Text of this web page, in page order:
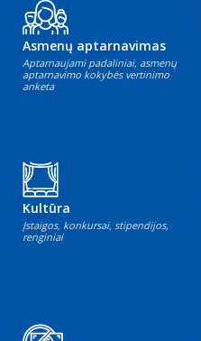
Asmenų aptarnavimas
Aptarnaujami padaliniai, asmenų
aptarnavimo kokybės vertinimo
anketa
Kultūra
Įstaigos, konkursai, stipendijos,
renginiai